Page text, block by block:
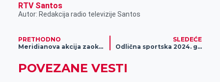
RTV Santos
Autor: Redakcija radio televizije Santos
PRETHODNO
Meridianova akcija zaokružena na kraju godine: Obnovljeni koševi širom Srbije za nove šampione (VIDEO)
SLEDEĆE
Odlična sportska 2024. godina za Zrenjanince
POVEZANE VESTI